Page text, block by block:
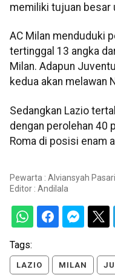
memiliki tujuan besar
AC Milan menduduki
tertinggal 13 angka
Milan. Adapun
kedua akan melawan
Sedangkan Lazio
dengan perolehan 40
Roma di posisi enam
Pewarta : Alviansyah
Editor : Andilala
Tags:
LAZIO MILAN